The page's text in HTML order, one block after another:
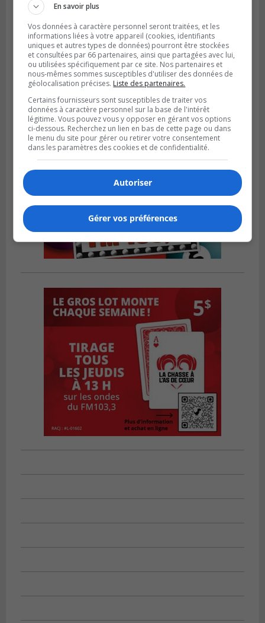
Publié le 18 juillet 2026 à 07h58
Le parc Poly-aréna de Brossard va vibrer
en début août
En savoir plus
Vos données à caractère personnel seront traitées, et les
informations liées à votre appareil (cookies, identifiants
uniques et autres types de données) pourront être stockées
et consultées par 66 partenaires, ainsi que partagées avec lui,
ou utilisées spécifiquement par ce site. Nos partenaires et
nous-mêmes sommes susceptibles d'utiliser des données de
géolocalisation précises. Liste des partenaires.
Certains fournisseurs sont susceptibles de traiter vos
données à caractère personnel sur la base de l'intérêt
légitime. Vous pouvez vous y opposer en gérant vos options
ci-dessous. Recherchez un lien en bas de cette page ou dans
le menu du site pour gérer ou retirer votre consentement
dans les paramètres des cookies et de confidentialité.
Autoriser
Gérer vos préférences